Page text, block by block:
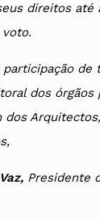
direitos até
de
dos órgãos
dos
Presidente